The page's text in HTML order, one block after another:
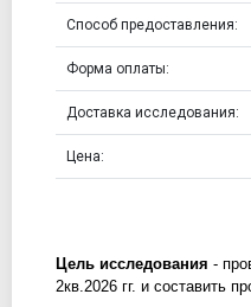
Способ предоставления:
Форма оплаты:
Доставка исследования:
Цена:
Цель исследования -
2кв.2026 гг. и составить